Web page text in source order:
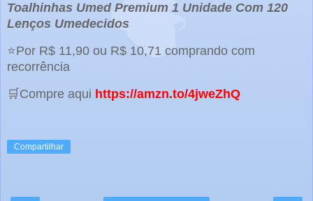
Toalhinhas Umed Premium 1 Unidade Com 120
Lenços Umedecidos
⭐Por R$ 11,90 ou R$ 10,71 comprando com
recorrência
🛒Compre aqui https://amzn.to/4jweZhQ
Compartilhar